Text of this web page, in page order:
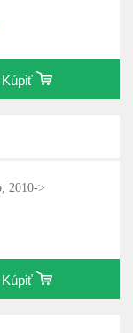
Kúpiť
2010->
Kúpiť